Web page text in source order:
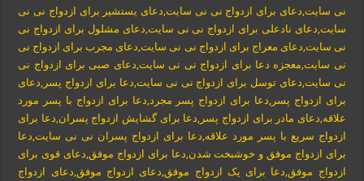
نی سایت,دعای برای ازدواج نی نی سایت,دعای یستشیر برای ازدواج نی نی
سایت,دعای نادعلی برای ازدواج نی نی سایت,دعای مشلول برای ازدواج نی
نی سایت,دعای معراج برای ازدواج نی نی سایت,دعای مجرب برای ازدواج نی
نی سایت,معجزه دعا برای ازدواج نی نی سایت,دعای صبی برای ازدواج نی
نی سایت,دعای توسل برای ازدواج نی نی سایت,دعا برای ازدواج پسر,دعای
برای ازدواج پسر,دعا برای ازدواج پسر مجرد,دعا برای ازدواج با پسر مورد
علاقه,دعای مادر برای ازدواج پسر,دعا برای گشایش ازدواج پسران,دعا برای
ازدواج سریع با پسر مورد علاقه,دعا برای ازدواج پسران نی نی سایت,دعا
برای ازدواج موفق و خوشبخت شدن,دعا برای ازدواج موفق,دعای قوی برای
ازدواج موفق,دعا برای یک ازدواج موفق,دعای ازدواج موفق,دعای ازدواج